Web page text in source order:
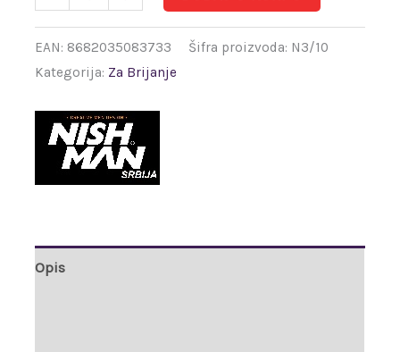
EAN: 8682035083733 Šifra proizvoda: N3/10
Kategorija: Za Brijanje
Opis